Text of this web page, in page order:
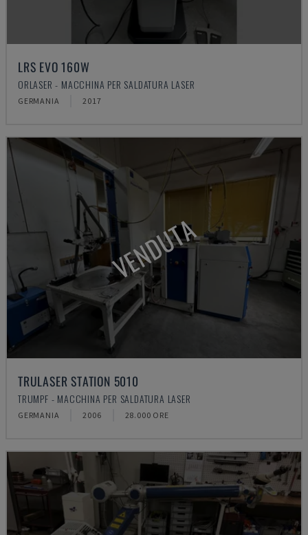
LRS EVO 160W
ORLASER - MACCHINA PER SALDATURA LASER
GERMANIA 2017
VENDUTA
TRULASER STATION 5010
TRUMPF - MACCHINA PER SALDATURA LASER
GERMANIA 2006 28.000 ORE